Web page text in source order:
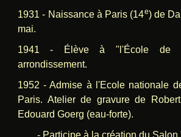
1931 - Naissance à Paris (14e) de
mai.
1941 -
É lève à "l'École de
arrondissement.
1952 - Admise à l'Ecole nationale
Paris. Atelier de gravure de
Edouard Goerg (eau-forte).
- Participe à la création du Salon